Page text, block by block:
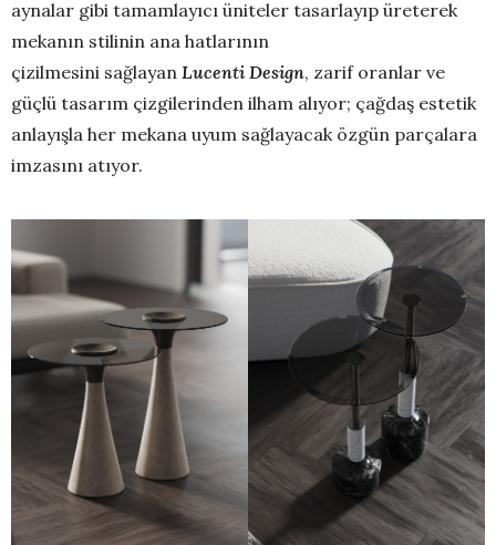
aynalar gibi tamamlayıcı üniteler tasarlayıp üreterek
mekanın stilinin ana hatlarının
çizilmesini sağlayan Lucenti Design, zarif oranlar ve
güçlü tasarım çizgilerinden ilham alıyor; çağdaş estetik
anlayışla her mekana uyum sağlayacak özgün parçalara
imzasını atıyor.